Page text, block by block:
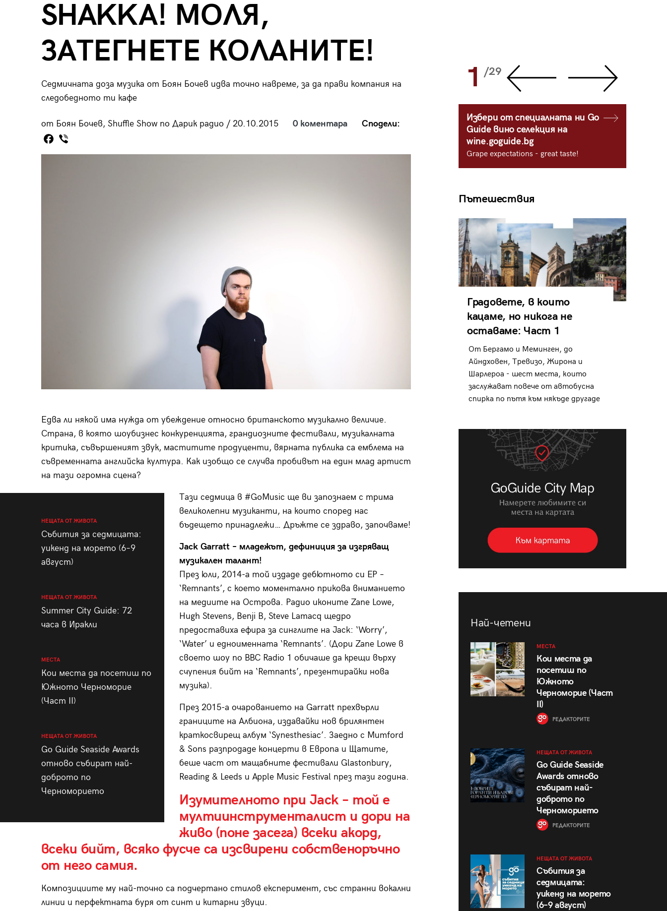
SHAKKA! МОЛЯ,
ЗАТЕГНЕТЕ КОЛАНИТЕ!
Седмичната доза музика от Боян Бочев идва точно навреме, за да прави компания на
следобедното ти кафе
от Боян Бочев, Shuffle Show по Дарик радио / 20.10.2015 0 коментара Сподели:
Едва ли някой има нужда от убеждение относно британското музикално величие.
Страна, в която шоубизнес конкуренцията, грандиозните фестивали, музикалната
критика, съвършеният звук, маститите продуценти, вярната публика са емблема на
съвременната английска култура. Как изобщо се случва пробивът на един млад артист
на тази огромна сцена?
НЕЩАТА ОТ ЖИВОТА
Събития за седмицата:
уикенд на морето (6–9
август)
НЕЩАТА ОТ ЖИВОТА
Summer City Guide: 72
часа в Иракли
МЕСТА
Кои места да посетиш по
Южното Черноморие
(Част II)
НЕЩАТА ОТ ЖИВОТА
Go Guide Seaside Awards
отново събират най-
доброто по
Черноморието
Тази седмица в #GoMusic ще ви запознаем с трима
великолепни музиканти, на които според нас
бъдещето принадлежи… Дръжте се здраво, започваме!
Jack Garratt – младежът, дефиниция за изгряващ
музикален талант!
През юли, 2014-а той издаде дебютното си EP –
‘Remnants’, с което моментално прикова вниманието
на медиите на Острова. Радио иконите Zane Lowe,
Hugh Stevens, Benji B, Steve Lamacq щедро
предоставиха ефира за синглите на Jack: ‘Worry’,
‘Water’ и едноименната ‘Remnants’. (Дори Zane Lowe в
своето шоу по BBC Radio 1 обичаше да крещи върху
счупения бийт на ‘Remnants’, презентирайки новa
музика).
През 2015-а очарованието на Garratt прехвърли
границите на Албиона, издавайки нов брилянтен
краткосвирещ албум ‘Synesthesiac’. Заедно с Mumford
& Sons разпродаде концерти в Европа и Щатите,
беше част от мащабните фестивали Glastonbury,
Reading & Leeds и Apple Music Festival през тази година.
Изумителното при Jack – той е
мултиинструменталист и дори на
живо (поне засега) всеки акорд,
всеки бийт, всяко фусче са изсвирени собственоръчно
от него самия.
Композициите му най-точно са подчертано стилов експеримент, със странни вокални
линии и перфектната буря от синт и китарни звуци.
28 29 1 /29
Избери от специалната ни Go
Guide вино селекция на
wine.goguide.bg
Grape expectations - great taste!
Пътешествия
Градовете, в които
кацаме, но никога не
оставаме: Част 1
От Бергамо и Меминген, до
Айндховен, Тревизо, Жирона и
Шарлероа - шест места, които
заслужават повече от автобусна
спирка по пътя към някъде другаде
Най-четени
МЕСТА
Кои места да
посетиш по
Южното
Черноморие (Част
II)
РЕДАКТОРИТЕ
НЕЩАТА ОТ ЖИВОТА
Go Guide Seaside
Awards отново
събират най-
доброто по
Черноморието
РЕДАКТОРИТЕ
НЕЩАТА ОТ ЖИВОТА
Събития за
седмицата:
уикенд на морето
(6–9 август)